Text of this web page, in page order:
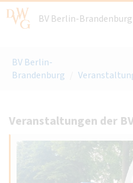
BV Berlin-Brandenburg
BV Berlin-
Brandenburg
Veranstaltungen der